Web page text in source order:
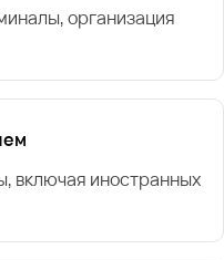
организация
включая иностранных